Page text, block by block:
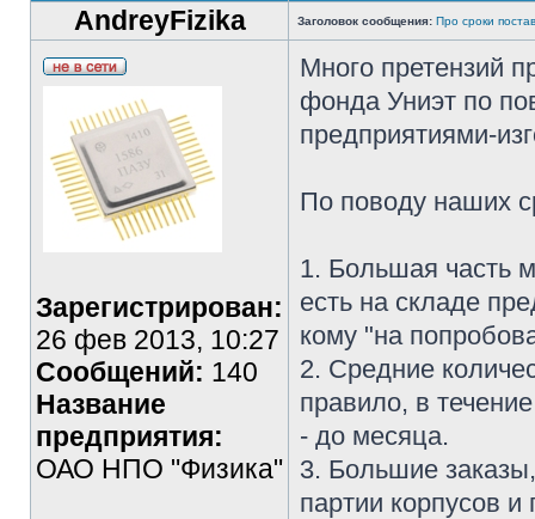
AndreyFizika Заголовок сообщения: Про сроки
Зарегистрирован:
26 фев 2013, 10:27
Сообщений: 140
Название
предприятия:
ОАО НПО "Физика"
Много претензий
фонда Униэт по
предприятиями-
По поводу наших
1. Большая часть
есть на складе
кому "на
2. Средние
правило, в
- до месяца.
3. Большие
партии корпусов